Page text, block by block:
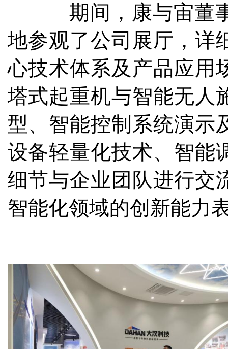
期间，康与宙董事
地参观了公司展厅，详
心技术体系及产品应用
塔式起重机与智能无人
型、智能控制系统演示
设备轻量化技术、智能
细节与企业团队进行交
智能化领域的创新能力